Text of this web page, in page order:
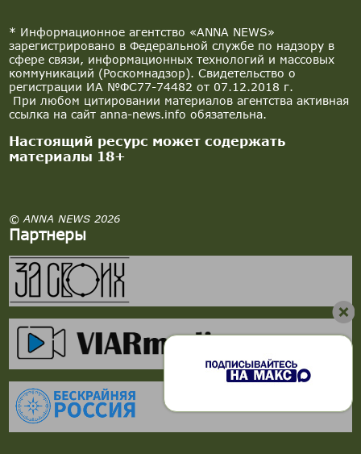
* Информационное агентство «ANNA NEWS»
зарегистрировано в Федеральной службе по надзору в
сфере связи, информационных технологий и массовых
коммуникаций (Роскомнадзор). Свидетельство о
регистрации ИА №ФС77-74482 от 07.12.2018 г.
При любом цитировании материалов агентства активная
ссылка на сайт anna-news.info обязательна.
Настоящий ресурс может содержать
материалы 18+
© ANNA NEWS 2026
Партнеры